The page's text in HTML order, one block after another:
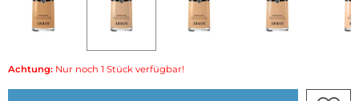
Achtung: Nur noch 1 Stück verfügbar!